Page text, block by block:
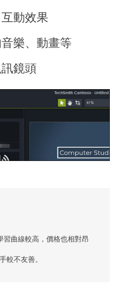
動效果
樂、動畫等
鏡頭
曲線較高，價格也相對昂
較不友善。